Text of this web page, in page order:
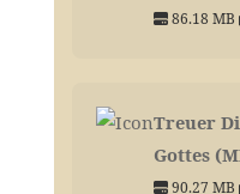
86.18 MB
Treuer
Gottes
90.27 MB